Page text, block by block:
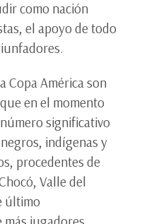
como nación
el apoyo de todo
Copa América son
en el momento
significativo
indígenas y
procedentes de
Valle del
último